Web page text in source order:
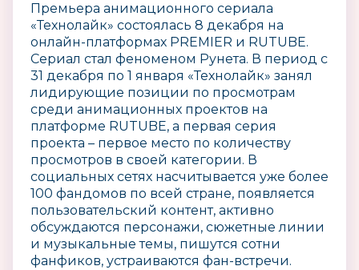
Премьера анимационного сериала
«Технолайк» состоялась 8 декабря на
онлайн-платформах PREMIER и RUTUBE.
Сериал стал феноменом Рунета. В период с
31 декабря по 1 января «Технолайк» занял
лидирующие позиции по просмотрам
среди анимационных проектов на
платформе RUTUBE, а первая серия
проекта – первое место по количеству
просмотров в своей категории. В
социальных сетях насчитывается уже более
100 фандомов по всей стране, появляется
пользовательский контент, активно
обсуждаются персонажи, сюжетные линии
и музыкальные темы, пишутся сотни
фанфиков, устраиваются фан-встречи.